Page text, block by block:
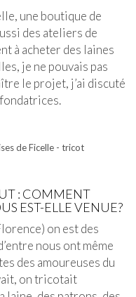
une boutique de
des ateliers de
à acheter des laines
je ne pouvais pas
le projet, j’ai discuté
: COMMENT
EST-ELLE VENUE?
on est des
nous ont même
des amoureuses du
on tricotait